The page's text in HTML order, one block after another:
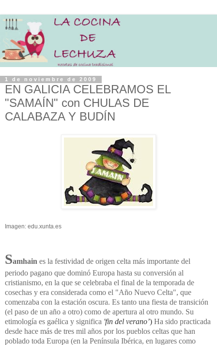
1 de noviembre de 2009
EN GALICIA CELEBRAMOS EL
"SAMAÍN" con CHULAS DE
CALABAZA Y BUDÍN
Imagen: edu.xunta.es
Samhain es la festividad de origen celta más importante del
periodo pagano que dominó Europa hasta su conversión al
cristianismo, en la que se celebraba el final de la temporada de
cosechas y era considerada como el "Año Nuevo Celta", que
comenzaba con la estación oscura. Es tanto una fiesta de transición
(el paso de un año a otro) como de apertura al otro mundo. Su
etimología es gaélica y significa 'fin del verano’) Ha sido practicada
desde hace más de tres mil años por los pueblos celtas que han
poblado toda Europa (en la Península Ibérica, en lugares como